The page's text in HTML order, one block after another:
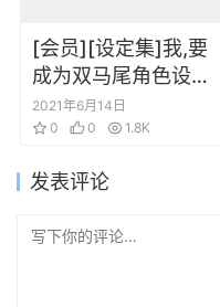
[会员][设定集]我,要
成为双马尾角色设定
插画集
2021年6月14日
0
0 1.8K
发表评论